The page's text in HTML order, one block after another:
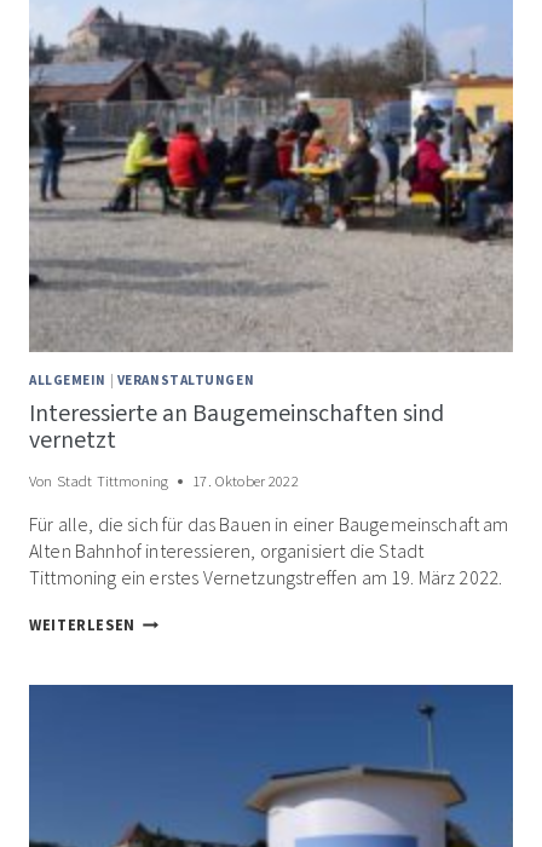
ALLGEMEIN | VERANSTALTUNGEN
Interessierte an Baugemeinschaften sind
vernetzt
Von Stadt Tittmoning 17. Oktober 2022
Für alle, die sich für das Bauen in einer Baugemeinschaft am
Alten Bahnhof interessieren, organisiert die Stadt
Tittmoning ein erstes Vernetzungstreffen am 19. März 2022.
WEITERLESEN INTERESSIERTE
SIND